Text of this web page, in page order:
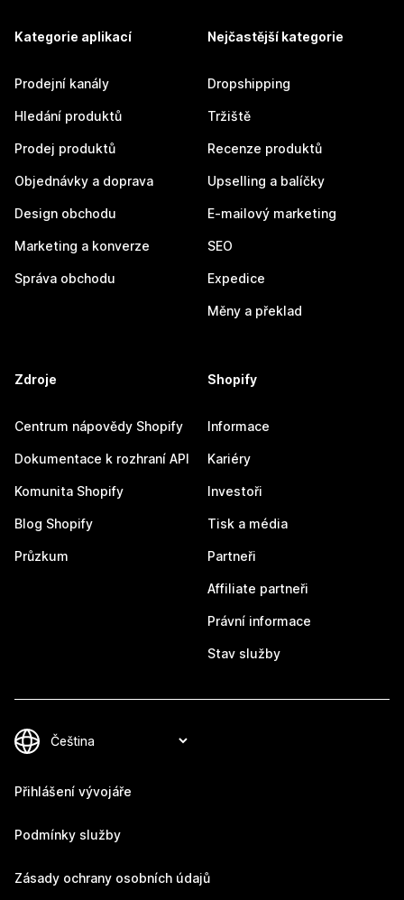
Kategorie aplikací
Prodejní kanály
Hledání produktů
Prodej produktů
Objednávky a doprava
Design obchodu
Marketing a konverze
Správa obchodu
Nejčastější kategorie
Dropshipping
Tržiště
Recenze produktů
Upselling a balíčky
E-mailový marketing
SEO
Expedice
Měny a překlad
Zdroje
Centrum nápovědy Shopify
Dokumentace k rozhraní API
Komunita Shopify
Blog Shopify
Průzkum
Shopify
Informace
Kariéry
Investoři
Tisk a média
Partneři
Affiliate partneři
Právní informace
Stav služby
Přihlášení vývojáře
Podmínky služby
Zásady ochrany osobních údajů